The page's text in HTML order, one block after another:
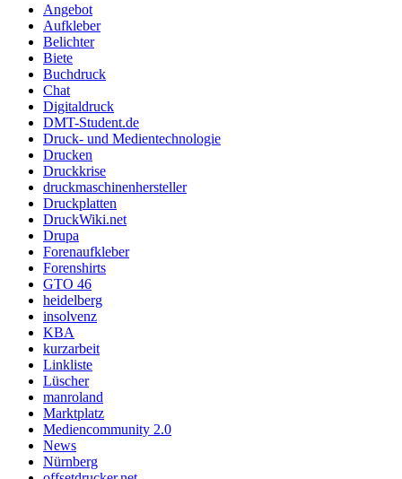
Angebot
Aufkleber
Belichter
Biete
Buchdruck
Chat
Digitaldruck
DMT-Student.de
Druck- und Medientechnologie
Drucken
Druckkrise
druckmaschinenhersteller
Druckplatten
DruckWiki.net
Drupa
Forenaufkleber
Forenshirts
GTO 46
heidelberg
insolvenz
KBA
kurzarbeit
Linkliste
Lüscher
manroland
Marktplatz
Mediencommunity 2.0
News
Nürnberg